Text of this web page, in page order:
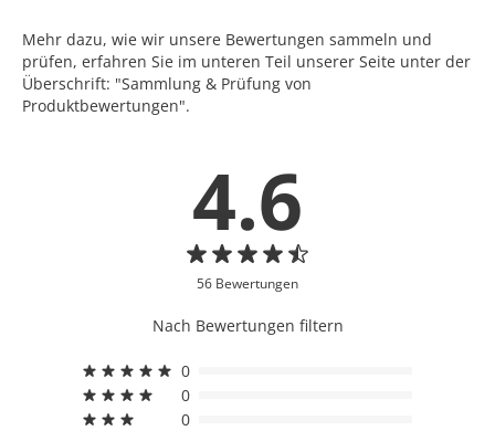
Mehr dazu, wie wir unsere Bewertungen sammeln und
prüfen, erfahren Sie im unteren Teil unserer Seite unter der
Überschrift: "Sammlung & Prüfung von
Produktbewertungen".
4.6
56 Bewertungen
Nach Bewertungen filtern
0
0
0